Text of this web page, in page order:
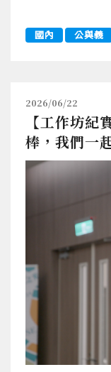
國內 公與義
2026/06/22
【工作坊紀
棒，我們一